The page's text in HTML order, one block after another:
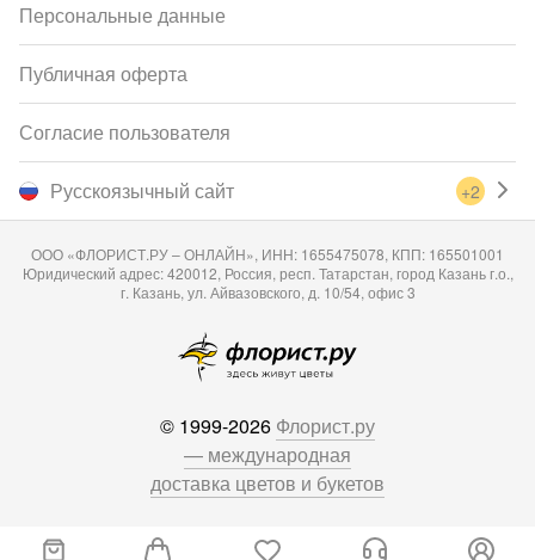
Русскоязычный сайт +2
Персональные данные
Публичная оферта
Согласие пользователя
ООО «ФЛОРИСТ.РУ – ОНЛАЙН», ИНН: 1655475078, КПП: 165501001
Юридический адрес: 420012, Россия, респ. Татарстан, город Казань г.о.,
г. Казань, ул. Айвазовского, д. 10/54, офис 3
© 1999-2026 Флорист.ру
— международная
доставка цветов и букетов